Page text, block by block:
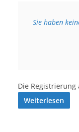
Sie haben
Die
Weiterlesen